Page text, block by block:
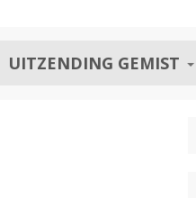
UITZENDING GEMIST